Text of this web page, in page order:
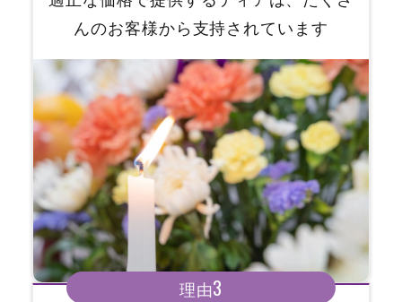
んのお客様から支持されています
理由3